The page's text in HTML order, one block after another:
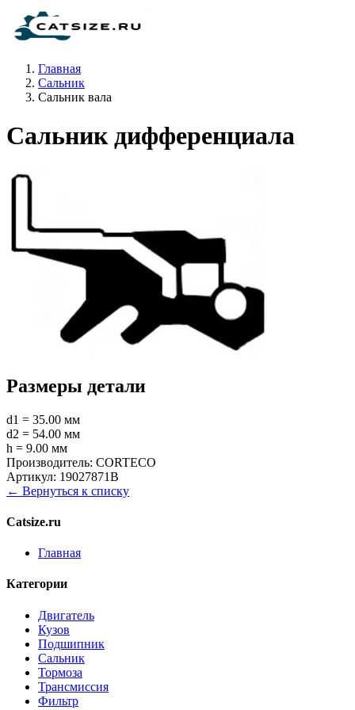
Главная
Сальник
Сальник вала
Сальник дифференциала
Размеры детали
d1 = 35.00 мм
d2 = 54.00 мм
h = 9.00 мм
Производитель: CORTECO
Артикул: 19027871B
← Вернуться к списку
Catsize.ru
Главная
Категории
Двигатель
Кузов
Подшипник
Сальник
Тормоза
Трансмиссия
Фильтр